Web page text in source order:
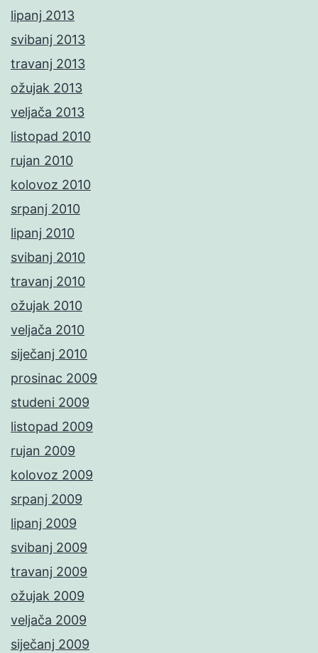
lipanj 2013
svibanj 2013
travanj 2013
ožujak 2013
veljača 2013
listopad 2010
rujan 2010
kolovoz 2010
srpanj 2010
lipanj 2010
svibanj 2010
travanj 2010
ožujak 2010
veljača 2010
siječanj 2010
prosinac 2009
studeni 2009
listopad 2009
rujan 2009
kolovoz 2009
srpanj 2009
lipanj 2009
svibanj 2009
travanj 2009
ožujak 2009
veljača 2009
siječanj 2009